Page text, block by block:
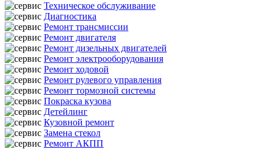
Техническое обслуживание
Диагностика
Ремонт трансмиссии
Ремонт двигателя
Ремонт дизельных двигателей
Ремонт электрооборудования
Ремонт ходовой
Ремонт рулевого управления
Ремонт тормозной системы
Покраска кузова
Детейлинг
Кузовной ремонт
Замена стекол
Ремонт АКПП